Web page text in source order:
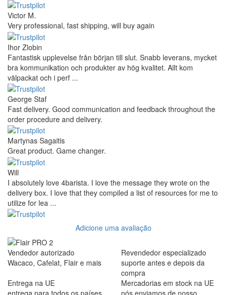
Victor M.
Very professional, fast shipping, will buy again
Ihor Zlobin
Fantastisk upplevelse från början till slut. Snabb leverans, mycket
bra kommunikation och produkter av hög kvalitet. Allt kom
välpackat och i perf ...
George Staf
Fast delivery. Good communication and feedback throughout the
order procedure and delivery.
Martynas Sagaitis
Great product. Game changer.
Will
I absolutely love 4barista. I love the message they wrote on the
delivery box. I love that they compiled a list of resources for me to
utilize for lea ...
Adicione uma avaliação
Vendedor autorizado
Wacaco, Cafelat, Flair e mais
Revendedor especializado
suporte antes e depois da
compra
Entrega na UE
Mercadorias em stock na UE